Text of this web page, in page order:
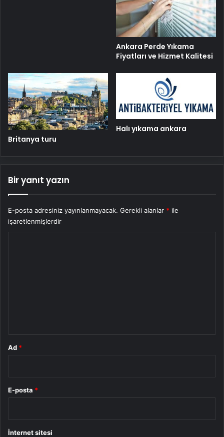
Ankara Perde Yıkama
Fiyatları ve Hizmet Kalitesi
Britanya turu
Halı yıkama ankara
Bir yanıt yazın
E-posta adresiniz yayınlanmayacak. Gerekli alanlar * ile
işaretlenmişlerdir
Ad *
E-posta *
İnternet sitesi